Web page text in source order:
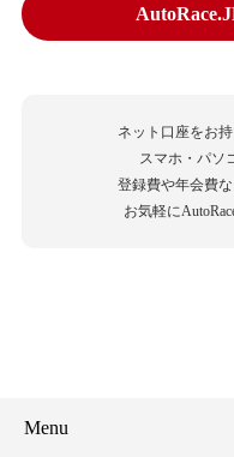
ネット口座をお
スマホ・パソ
登録費や年会費
お気軽に
Menu